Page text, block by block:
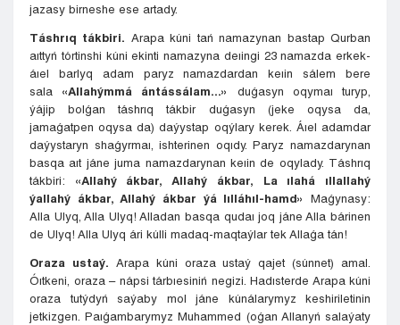
jazasy birneshe ese artady.
Táshrıq tákbiri. Arapa kúni tań namazynan bastap Qurban
aıttyń tórtinshi kúni ekinti namazyna deıingi 23 namazda erkek-
áıel barlyq adam paryz namazdardan keıin sálem bere
sala «Allahýmmá ántássálam...»
duǵasyn oqymaı turyp,
ýájip bolǵan táshrıq tákbir duǵasyn (jeke oqysa da,
jamaǵatpen oqysa da) daýystap oqýlary kerek. Áıel adamdar
daýystaryn shaǵyrmaı, ishterinen oqıdy. Paryz namazdarynan
basqa aıt jáne juma namazdarynan keıin de oqylady. Táshrıq
tákbiri: «Allahý ákbar, Allahý ákbar, La ılahá ıllallahý
ýallahý ákbar, Allahý ákbar ýá lılláhıl-hamd» Maǵynasy:
Alla Ulyq, Alla Ulyq! Alladan basqa qudaı joq jáne Alla bárinen
de Ulyq! Alla Ulyq ári kúlli madaq-maqtaýlar tek Allaǵa tán!
Oraza ustaý. Arapa kúni oraza ustaý qajet (súnnet) amal.
Óıtkeni, oraza – nápsi tárbıesiniń negizi. Hadısterde Arapa kúni
oraza tutýdyń saýaby mol jáne kúnálarymyz keshiriletinin
jetkizgen. Paıǵambarymyz Muhammed (oǵan Allanyń salaýaty